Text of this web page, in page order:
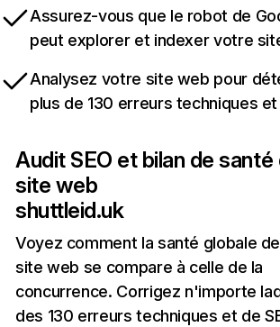
Assurez-vous que le robot de
peut explorer et indexer votre
Analysez votre site web pour
plus de 130 erreurs techniques et
Audit SEO et bilan de santé
site web
shuttleid.uk
Voyez comment la santé globale
site web se compare à celle de la
concurrence. Corrigez n'importe
des 130 erreurs techniques et de